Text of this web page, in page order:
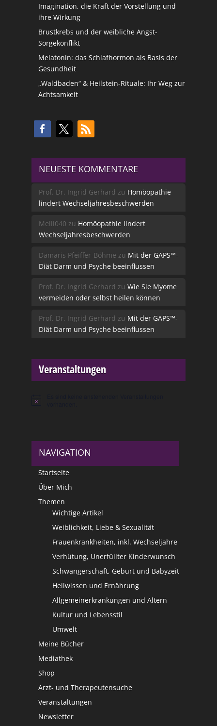
Imagination, die Kraft der Vorstellung und
ihre Wirkung
Brustkrebs und der weibliche Angst-
Sorgekonflikt
Melatonin: das Schlafhormon als Basis der
Gesundheit
„Waldbaden“ & Heilstein-Rituale: Ihr Weg zur
Achtsamkeit
NEUESTE KOMMENTARE
Prof. Dr. Ingrid Gerhard zu Homöopathie
lindert Wechseljahresbeschwerden
Melli040 zu Homöopathie lindert
Wechseljahresbeschwerden
Damaris Pfeiffer-Böhme zu Mit der GAPS™-
Diät Darm und Psyche beeinflussen
Prof. Dr. Ingrid Gerhard zu Wie Sie Myome
vermeiden oder selbst heilen können
Prof. Dr. Ingrid Gerhard zu Mit der GAPS™-
Diät Darm und Psyche beeinflussen
Veranstaltungen
Hinweis
NAVIGATION
Startseite
Über Mich
Themen
Wichtige Artikel
Weiblichkeit, Liebe & Sexualität
Frauenkrankheiten, inkl. Wechseljahre
Verhütung, Unerfüllter Kinderwunsch
Schwangerschaft, Geburt und Babyzeit
Heilwissen und Ernährung
Allgemeinerkrankungen und Altern
Kultur und Lebensstil
Umwelt
Meine Bücher
Mediathek
Shop
Arzt- und Therapeutensuche
Veranstaltungen
Newsletter